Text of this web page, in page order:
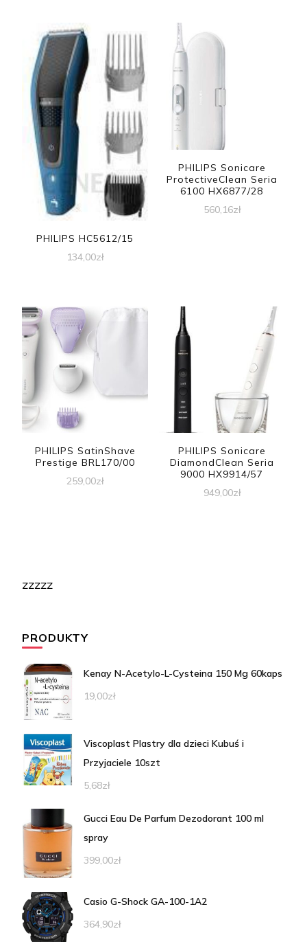
PHILIPS HC5612/15
134,00zł
PHILIPS Sonicare
ProtectiveClean Seria
6100 HX6877/28
560,16zł
PHILIPS SatinShave
Prestige BRL170/00
259,00zł
PHILIPS Sonicare
DiamondClean Seria
9000 HX9914/57
949,00zł
zzzzz
PRODUKTY
Kenay N-Acetylo-L-Cysteina 150 Mg 60kaps
19,00zł
Viscoplast Plastry dla dzieci Kubuś i
Przyjaciele 10szt
5,68zł
Gucci Eau De Parfum Dezodorant 100 ml
spray
399,00zł
Casio G-Shock GA-100-1A2
364,90zł